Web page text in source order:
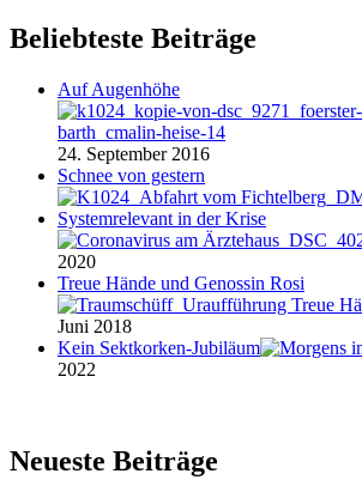
Beliebteste Beiträge
Auf Augenhöhe
24. September 2016
Schnee von gestern
Systemrelevant in der Krise
2020
Treue Hände und Genossin Rosi
Juni 2018
Kein Sektkorken-Jubiläum
2022
Neueste Beiträge